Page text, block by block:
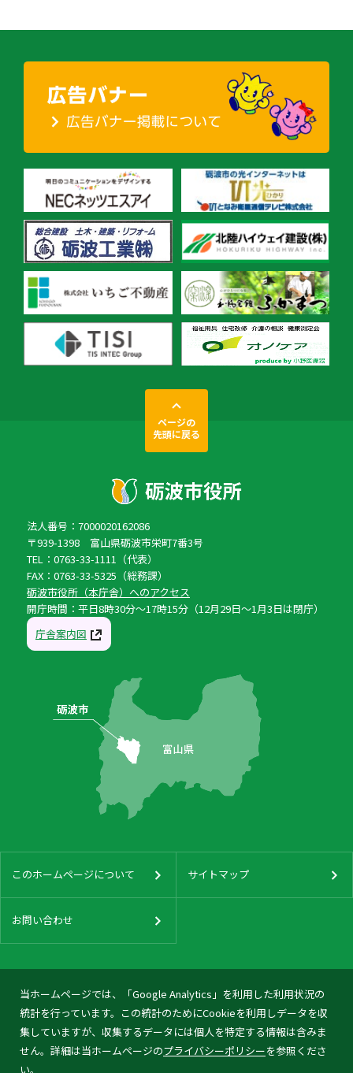
当ホームページでは、「Google Analytics」を利用した利用状況の
統計を行っています。この統計のためにCookieを利用しデータを収
集していますが、収集するデータには個人を特定する情報は含みま
せん。詳細は当ホームページのプライバシーポリシーを参照くださ
い。
ページの
先頭に戻る
法人番号：7000020162086
〒939-1398 富山県砺波市栄町7番3号
TEL：0763-33-1111（代表）
FAX：0763-33-5325（総務課）
砺波市役所（本庁舎）へのアクセス
開庁時間：平日8時30分〜17時15分（12月29日〜1月3日は閉庁）
庁舎案内図
このホームページについて サイトマップ
お問い合わせ